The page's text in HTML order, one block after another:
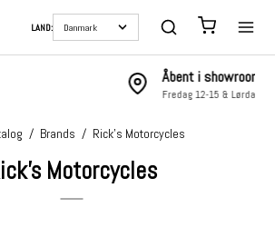
LAND:
Fredag 12-15 & Lørdag 10-13
/ Brands / Rick's Motorcycles
Motorcycles